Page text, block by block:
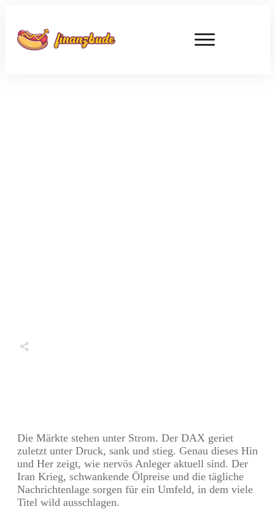
Die Märkte stehen unter Strom. Der DAX geriet
zuletzt unter Druck, sank und stieg. Genau dieses Hin
und Her zeigt, wie nervös Anleger aktuell sind. Der
Iran Krieg, schwankende Ölpreise und die tägliche
Nachrichtenlage sorgen für ein Umfeld, in dem viele
Titel wild ausschlagen.